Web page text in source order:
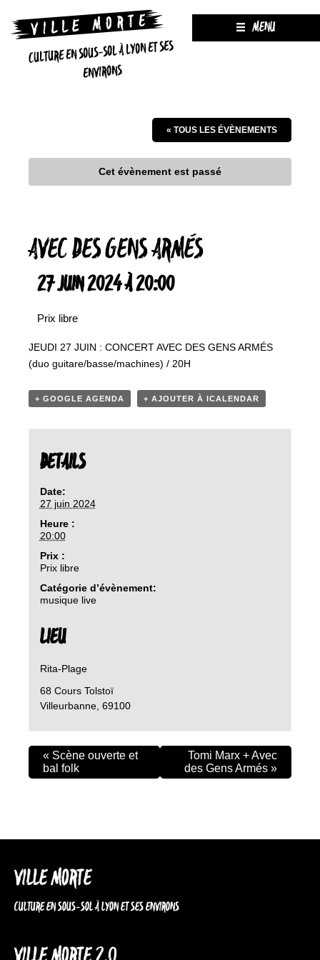
CULTURE EN SOUS-SOL À LYON ET SES
ENVIRONS
MENU
« TOUS LES ÉVÈNEMENTS
Cet évènement est passé
AVEC DES GENS ARMÉS
27 JUIN 2024 À 20:00
Prix libre
JEUDI 27 JUIN : CONCERT AVEC DES GENS ARMÉS
(duo guitare/basse/machines) / 20H
+ GOOGLE AGENDA + AJOUTER À ICALENDAR
DETAILS
Date:
27 juin 2024
Heure :
20:00
Prix :
Prix libre
Catégorie d’évènement:
musique live
LIEU
Rita-Plage
68 Cours Tolstoï
Villeurbanne, 69100
« Scène ouverte et
bal folk
Tomi Marx + Avec
des Gens Armés »
VILLE MORTE
CULTURE EN SOUS-SOL À LYON ET SES ENVIRONS